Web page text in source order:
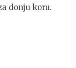
donju koru.